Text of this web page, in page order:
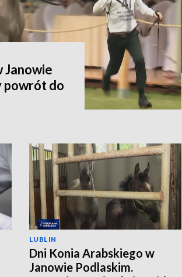
Janowie
powrót do
LUBLIN
Dni Konia Arabskiego w
Janowie Podlaskim.